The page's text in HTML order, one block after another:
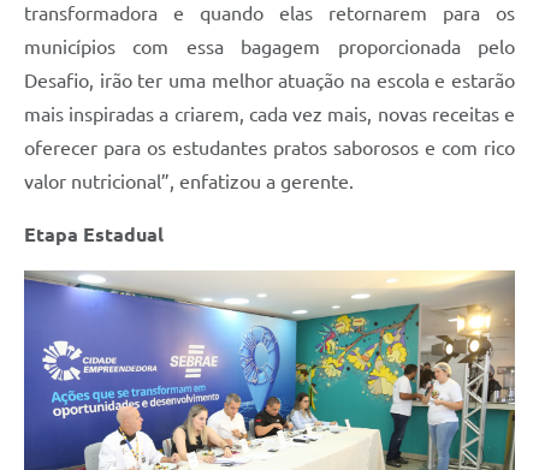
transformadora e quando elas retornarem para os
municípios com essa bagagem proporcionada pelo
Desafio, irão ter uma melhor atuação na escola e estarão
mais inspiradas a criarem, cada vez mais, novas receitas e
oferecer para os estudantes pratos saborosos e com rico
valor nutricional”, enfatizou a gerente.
Etapa Estadual